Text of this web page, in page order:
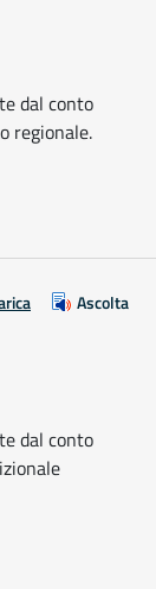
dal conto
regionale.
Ascolta
dal conto